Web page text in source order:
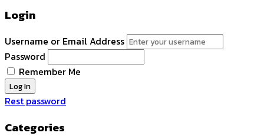
Login
Username or Email Address
Password
Remember Me
Rest password
Categories